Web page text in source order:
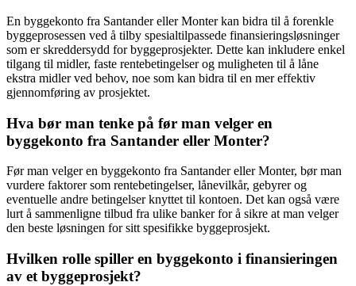
En byggekonto fra Santander eller Monter kan bidra til å forenkle
byggeprosessen ved å tilby spesialtilpassede finansieringsløsninger
som er skreddersydd for byggeprosjekter. Dette kan inkludere enkel
tilgang til midler, faste rentebetingelser og muligheten til å låne
ekstra midler ved behov, noe som kan bidra til en mer effektiv
gjennomføring av prosjektet.
Hva bør man tenke på før man velger en
byggekonto fra Santander eller Monter?
Før man velger en byggekonto fra Santander eller Monter, bør man
vurdere faktorer som rentebetingelser, lånevilkår, gebyrer og
eventuelle andre betingelser knyttet til kontoen. Det kan også være
lurt å sammenligne tilbud fra ulike banker for å sikre at man velger
den beste løsningen for sitt spesifikke byggeprosjekt.
Hvilken rolle spiller en byggekonto i finansieringen
av et byggeprosjekt?